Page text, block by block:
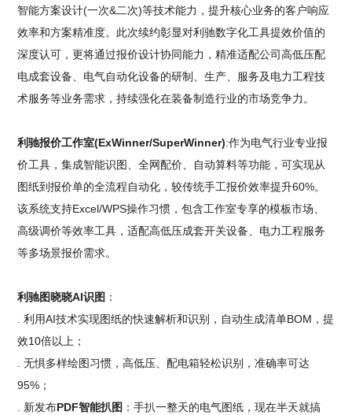
智能方案设计(一次&二次)等技术能力，提升核心业务的客户响应
效率和方案精准度。此次续约彰显对利驰数字化工具提效价值的
深度认可，更将通过报价设计协同能力，精准适配公司高低压配
电成套设备、电气自动化设备的研制、生产、服务及电力工程技
术服务等业务需求，持续强化在装备制造行业的市场竞争力。
利驰报价工作室(ExWinner/SuperWinner):作为电气行业专业报
价工具，集成智能识图、全网配价、自动算料等功能，可实现从
图纸到报价单的全流程自动化，较传统手工报价效率提升60%。
该系统支持Excel/WPS操作习惯，包含工作室专享的模板市场、
高级调价等效率工具，适配高低压成套开关设备、电力工程服务
等多场景报价需求。
利驰图晓晓AI识图 ：
. 利用AI技术实现图纸的快速解析和识别，自动生成清单BOM，提
效10倍以上；
. 无惧多样绘图习惯，高低压、配电箱轻松识别，准确率可达
95%；
. 新发布PDF智能扒图 ：手扒一整天的电气图纸，现在半天就搞